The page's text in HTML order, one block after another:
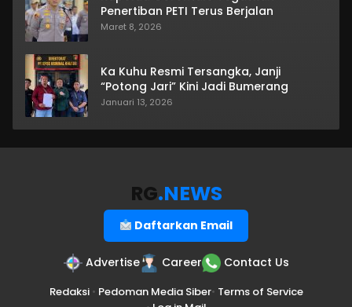
Penertiban PETI Terus Berjalan
Maret 8, 2026
Ka Kuhu Resmi Tersangka, Janji
“Potong Jari” Kini Jadi Bumerang
Januari 13, 2026
RG.NEWS
Daftarkan Email
Advertise Career Contact Us
Redaksi• Pedoman Media Siber• Terms of Service